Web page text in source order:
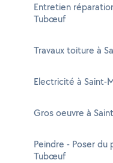
Entretien
Tubœuf
Travaux toiture à
Electricité à Saint-
Gros oeuvre à
Peindre - Poser
Tubœuf